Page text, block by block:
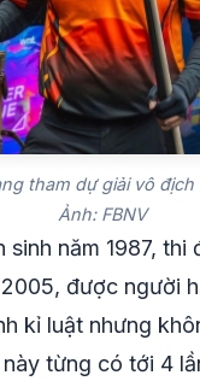
tham dự giải vô
Ảnh: FBNV
sinh năm 1987, thi
được người
kỉ luật nhưng
từng có tới 4